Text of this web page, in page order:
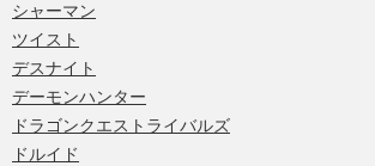
シャーマン
ツイスト
デスナイト
デーモンハンター
ドラゴンクエストライバルズ
ドルイド